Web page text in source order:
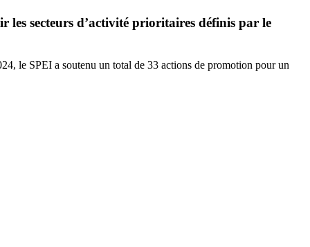
les secteurs d’activité prioritaires définis par le
le SPEI a soutenu un total de 33 actions de promotion pour un